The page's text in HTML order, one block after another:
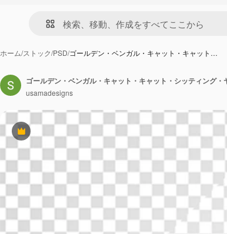
ホーム/ストック/PSD/ゴールデン・ベンガル・キャット・キャット…
Premium
usamadesigns